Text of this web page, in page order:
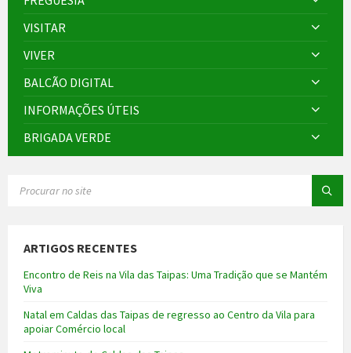
VISITAR
VIVER
BALCÃO DIGITAL
INFORMAÇÕES ÚTEIS
BRIGADA VERDE
ARTIGOS RECENTES
Encontro de Reis na Vila das Taipas: Uma Tradição que se Mantém
Viva
Natal em Caldas das Taipas de regresso ao Centro da Vila para
apoiar Comércio local